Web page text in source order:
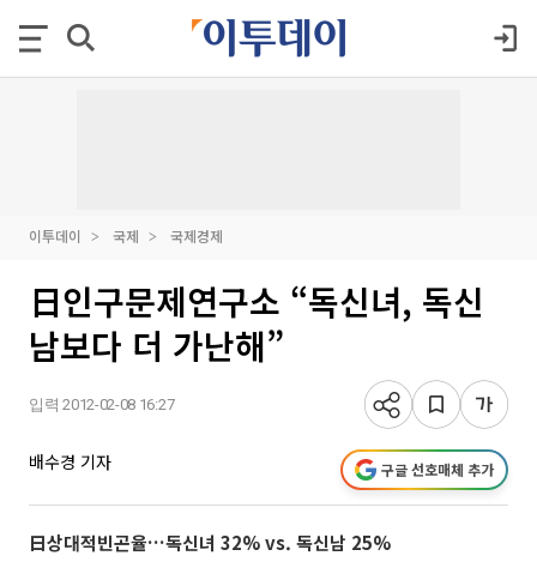
이투데이 국제 국제경제
日인구문제연구소 “독신녀, 독신
남보다 더 가난해”
입력 2012-02-08 16:27
배수경 기자 구글 선호매체 추가
日상대적빈곤율…독신녀 32% vs. 독신남 25%